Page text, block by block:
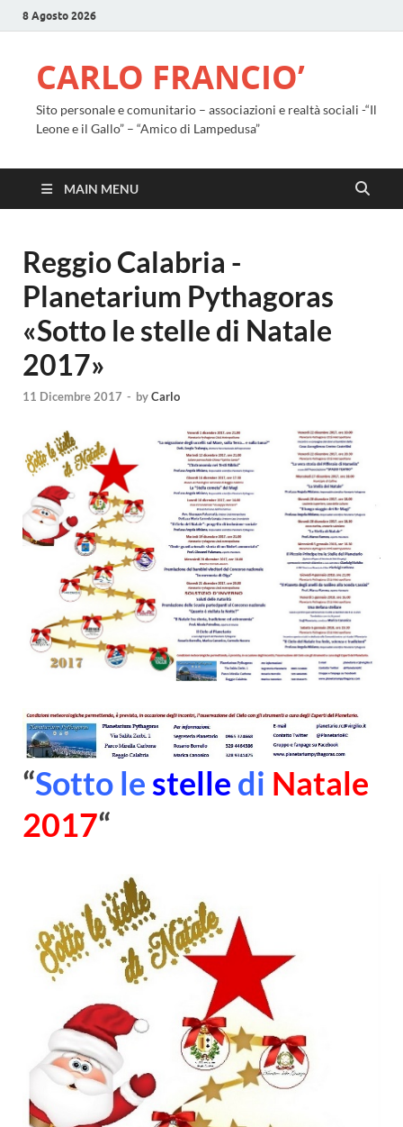
8 Agosto 2026
CARLO FRANCIO’
Sito personale e comunitario – associazioni e realtà sociali -“Il
Leone e il Gallo” – “Amico di Lampedusa”
MAIN MENU
Reggio Calabria -
Planetarium Pythagoras
«Sotto le stelle di Natale
2017»
11 Dicembre 2017 - byCarlo
“Sotto le stelle di Natale
2017“